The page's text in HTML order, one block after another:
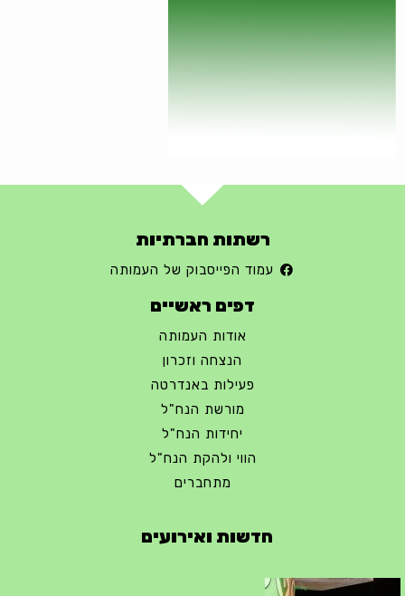
רשתות חברתיות
עמוד הפייסבוק של העמותה
דפים ראשיים
אודות העמותה
הנצחה וזכרון
פעילות באנדרטה
מורשת הנח"ל
יחידות הנח"ל
הווי ולהקת הנח"ל
מתחברים
חדשות ואירועים